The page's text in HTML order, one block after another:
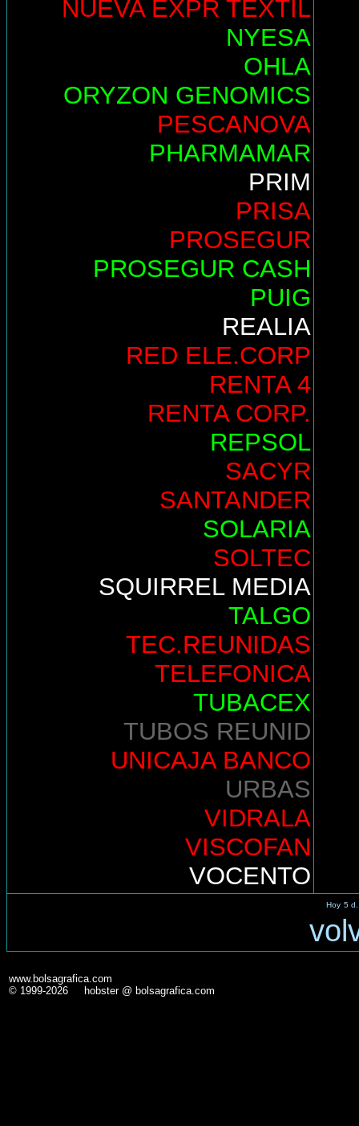
NUEVA EXPR TEXTIL
NYESA
OHLA
ORYZON GENOMICS
PESCANOVA
PHARMAMAR
PRIM
PRISA
PROSEGUR
PROSEGUR CASH
PUIG
REALIA
RED ELE.CORP
RENTA 4
RENTA CORP.
REPSOL
SACYR
SANTANDER
SOLARIA
SOLTEC
SQUIRREL MEDIA
TALGO
TEC.REUNIDAS
TELEFONICA
TUBACEX
TUBOS REUNID
UNICAJA BANCO
URBAS
VIDRALA
VISCOFAN
VOCENTO
Hoy 5 d.
www.bolsagrafica.com
© 1999-2026 hobster @ bolsagrafica.com